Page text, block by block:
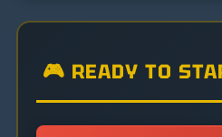
🎮 READY TO